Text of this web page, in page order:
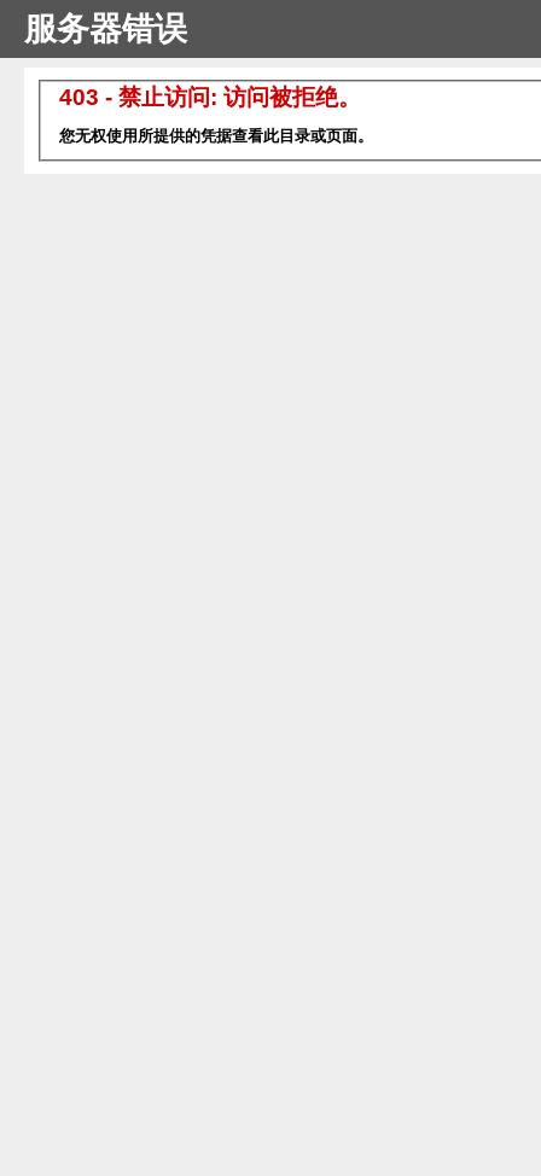
服务器错误
403 - 禁止访问: 访问被拒绝。
您无权使用所提供的凭据查看此目录或页面。